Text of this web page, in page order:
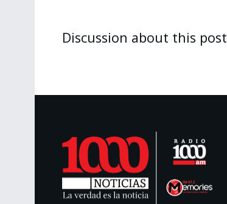
Discussion about this post